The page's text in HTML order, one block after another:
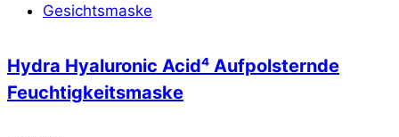
Gesichtsmaske
Hydra Hyaluronic Acid⁴ Aufpolsternde
Feuchtigkeitsmaske